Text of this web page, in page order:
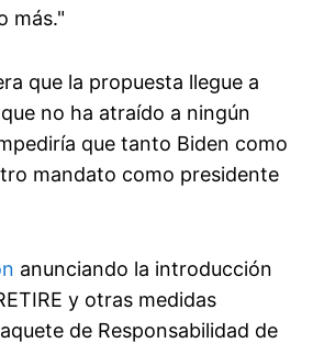
más."
que la propuesta llegue a
no ha atraído a ningún
que tanto Biden como
mandato como presidente
anunciando la introducción
y otras medidas
de Responsabilidad de